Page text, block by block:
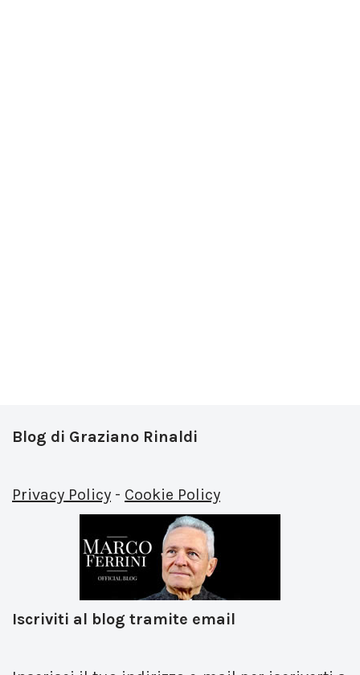
Blog di Graziano Rinaldi
Privacy Policy - Cookie Policy
Iscriviti al blog tramite email